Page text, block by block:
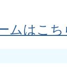
ムはこち